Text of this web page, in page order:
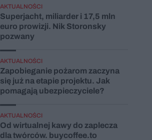
AKTUALNOŚCI
Superjacht, miliarder i 17,5 mln
euro prowizji. Nik Storonsky
pozwany
AKTUALNOŚCI
Zapobieganie pożarom zaczyna
się już na etapie projektu. Jak
pomagają ubezpieczyciele?
AKTUALNOŚCI
Od wirtualnej kawy do zaplecza
dla twórców. buycoffee.to